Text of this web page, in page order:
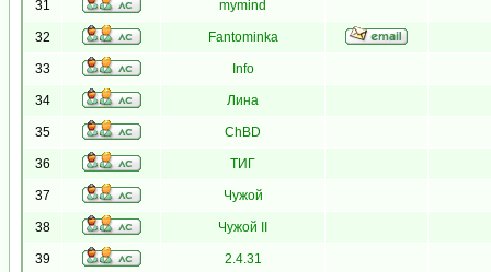
31 mymind
32 Fantominka
33 Info
34 Лина
35 ChBD
36 ТИГ
37 Чужой
38 Чужой II
39 2.4.31